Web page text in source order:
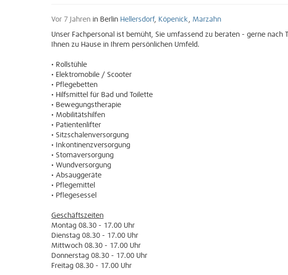
Vor 7 Jahren in Berlin Hellersdorf, Köpenick, Marzahn
Unser Fachpersonal ist bemüht, Sie umfassend zu beraten - gerne nach
Ihnen zu Hause in Ihrem persönlichen Umfeld.
• Rollstühle
• Elektromobile / Scooter
• Pflegebetten
• Hilfsmittel für Bad und Toilette
• Bewegungstherapie
• Mobilitätshilfen
• Patientenlifter
• Sitzschalenversorgung
• Inkontinenzversorgung
• Stomaversorgung
• Wundversorgung
• Absauggeräte
• Pflegemittel
• Pflegesessel
Geschäftszeiten
Montag 08.30 - 17.00 Uhr
Dienstag 08.30 - 17.00 Uhr
Mittwoch 08.30 - 17.00 Uhr
Donnerstag 08.30 - 17.00 Uhr
Freitag 08.30 - 17.00 Uhr